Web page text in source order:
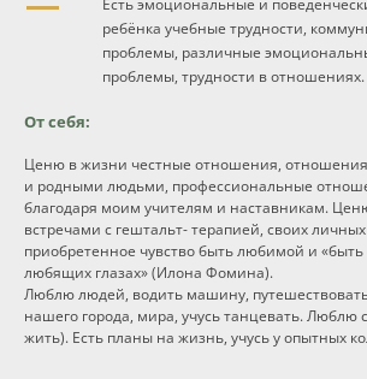
Есть эмоциональные и
ребёнка учебные трудности,
проблемы, различные
проблемы, трудности в отношениях.
От себя:
Ценю в жизни честные отношения,
и родными людьми, профессиональные
благодаря моим учителям и наставникам.
встречами с гештальт- терапией, своих
приобретенное чувство быть любимой и
любящих глазах» (Илона Фомина).
Люблю людей, водить машину,
нашего города, мира, учусь танцевать. Люблю
жить). Есть планы на жизнь, учусь у опытных